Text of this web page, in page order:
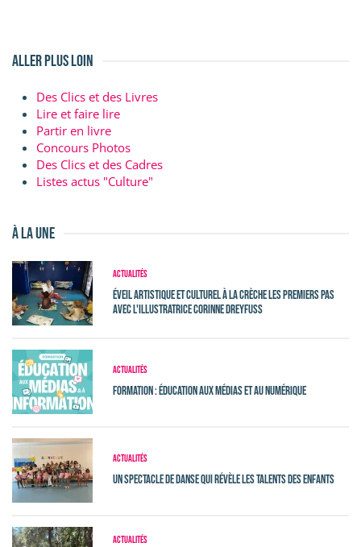
aller plus loin
Des Clics et des Livres
Lire et faire lire
Partir en livre
Concours Photos
Des Clics et des Cadres
Listes actus "Culture"
à la une
Actualités
Éveil Artistique et Culturel à la crèche Les Premiers Pas
avec l'illustratrice Corinne Dreyfuss
Actualités
Formation : Éducation aux médias et au numérique
Actualités
Un spectacle de danse qui révèle les talents des enfants
Actualités